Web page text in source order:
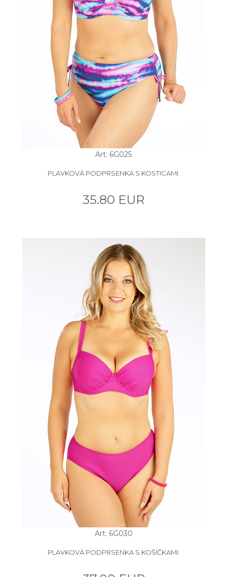
Art: 6G025
PLAVKOVÁ PODPRSENKA S KOSTICAMI.
35.80 EUR
Art: 6G030
PLAVKOVÁ PODPRSENKA S KOŠÍČKAMI.